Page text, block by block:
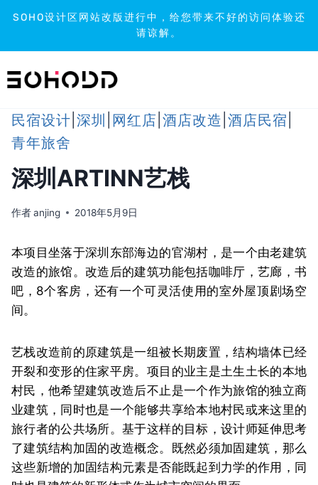
SOHO设计区网站改版进行中，给您带来不好的访问体验还
请谅解。
到
民宿设计 深圳 网红店 酒店改造 酒店民宿
青年旅舍
深圳ARTINN艺栈
作者anjing 2018年5月9日
本项目坐落于深圳东部海边的官湖村，是一个由老建筑
改造的旅馆。改造后的建筑功能包括咖啡厅，艺廊，书
吧，8个客房，还有一个可灵活使用的室外屋顶剧场空
间。
艺栈改造前的原建筑是一组被长期废置，结构墙体已经
开裂和变形的住家平房。项目的业主是土生土长的本地
村民，他希望建筑改造后不止是一个作为旅馆的独立商
业建筑，同时也是一个能够共享给本地村民或来这里的
旅行者的公共场所。基于这样的目标，设计师延伸思考
了建筑结构加固的改造概念。既然必须加固建筑，那么
这些新增的加固结构元素是否能既起到力学的作用，同